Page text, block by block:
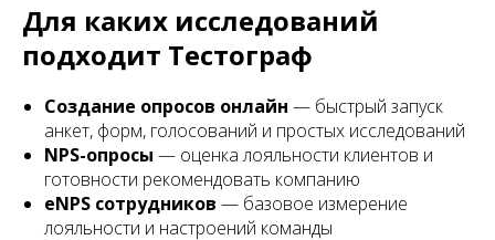
Для каких исследований
подходит Тестограф
Создание опросов онлайн — быстрый запуск
анкет, форм, голосований и простых исследований
NPS-опросы — оценка лояльности клиентов и
готовности рекомендовать компанию
eNPS сотрудников — базовое измерение
лояльности и настроений команды